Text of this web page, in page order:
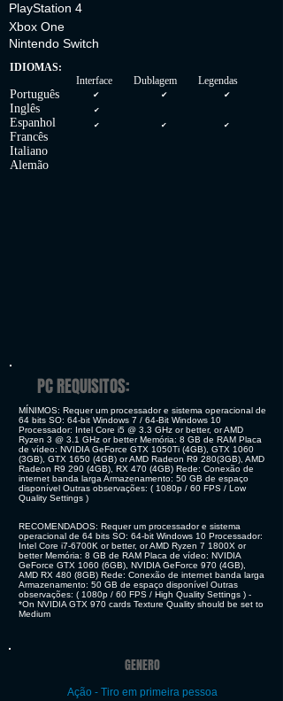
PlayStation 4
Xbox One
Nintendo Switch
IDIOMAS:
Interface Dublagem Legendas
Português
Inglês
Espanhol
Francês
Italiano
Alemão
✔ ✔ ✔
✔
✔
✔ ✔
PC REQUISITOS:
MÍNIMOS: Requer um processador e sistema operacional de
64 bits SO: 64-bit Windows 7 / 64-Bit Windows 10
Processador: Intel Core i5 @ 3.3 GHz or better, or AMD
Ryzen 3 @ 3.1 GHz or better Memória: 8 GB de RAM Placa
de vídeo: NVIDIA GeForce GTX 1050Ti (4GB), GTX 1060
(3GB), GTX 1650 (4GB) or AMD Radeon R9 280(3GB), AMD
Radeon R9 290 (4GB), RX 470 (4GB) Rede: Conexão de
internet banda larga Armazenamento: 50 GB de espaço
disponível Outras observações: ( 1080p / 60 FPS / Low
Quality Settings )
RECOMENDADOS: Requer um processador e sistema
operacional de 64 bits SO: 64-bit Windows 10 Processador:
Intel Core i7-6700K or better, or AMD Ryzen 7 1800X or
better Memória: 8 GB de RAM Placa de vídeo: NVIDIA
GeForce GTX 1060 (6GB), NVIDIA GeForce 970 (4GB),
AMD RX 480 (8GB) Rede: Conexão de internet banda larga
Armazenamento: 50 GB de espaço disponível Outras
observações: ( 1080p / 60 FPS / High Quality Settings ) -
*On NVIDIA GTX 970 cards Texture Quality should be set to
Medium
GENERO
Ação - Tiro em primeira pessoa